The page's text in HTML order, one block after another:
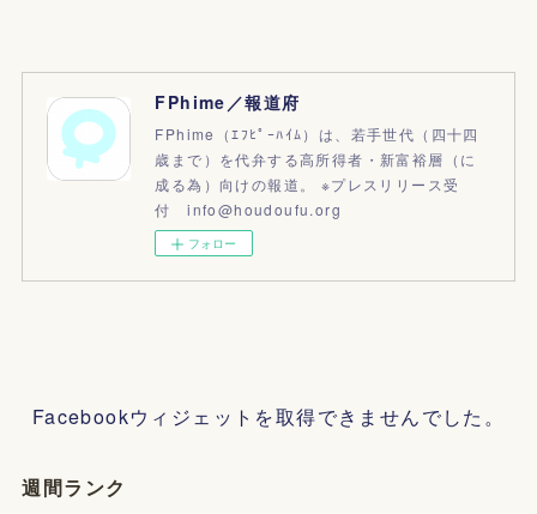
FPhime／報道府
FPhime（ｴﾌﾋﾟｰﾊｲﾑ）は、若手世代（四十四
歳まで）を代弁する高所得者・新富裕層（に
成る為）向けの報道。 ※プレスリリース受
付 info@houdoufu.org
フォロー
Facebookウィジェットを取得できませんでした。
週間ランク